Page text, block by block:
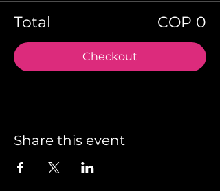
Total COP 0
Checkout
Share this event